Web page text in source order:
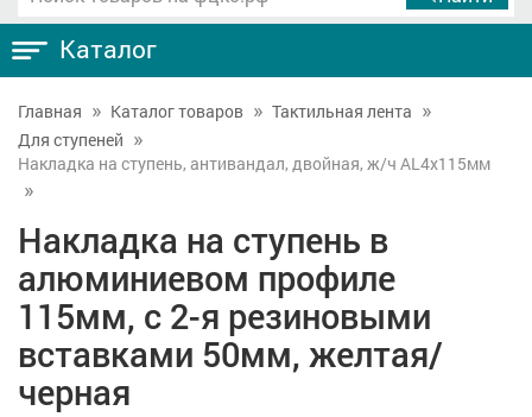
Каталог
Главная Каталог товаров
Тактильная лента
Для ступеней
Накладка на ступень, антивандал, двойная, ж/ч AL4x115мм
Накладка на ступень в
алюминиевом профиле
115мм, с 2-я резиновыми
вставками 50мм, желтая/
черная